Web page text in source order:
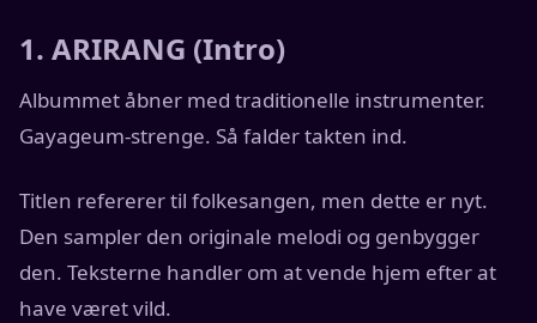
1. ARIRANG (Intro)
Albummet åbner med traditionelle instrumenter.
Gayageum-strenge. Så falder takten ind.
Titlen refererer til folkesangen, men dette er nyt.
Den sampler den originale melodi og genbygger
den. Teksterne handler om at vende hjem efter at
have været vild.